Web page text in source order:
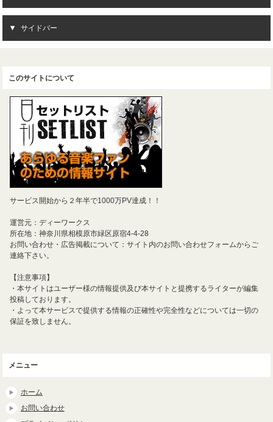
サイドバー
このサイトについて
サービス開始から２年半で1000万PV達成！！
運営元：ディーワークス
所在地：神奈川県相模原市緑区原宿4-4-28
お問い合わせ・広告掲載について：サイト内のお問い合わせフォームからご
連絡下さい。
【注意事項】
・本サイトはユーザー様の情報提供及び本サイトと提携するライターが編集
投稿しております。
・よって本サービスで提供する情報の正確性や完全性などについては一切の
保証を致しません。
メニュー
ホーム
お問い合わせ